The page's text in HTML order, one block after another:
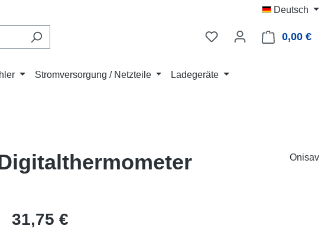
Deutsch
0,00 €
Stromversorgung / Netzteile Ladegeräte
Onisav
Regulärer Preis:
31,75 €